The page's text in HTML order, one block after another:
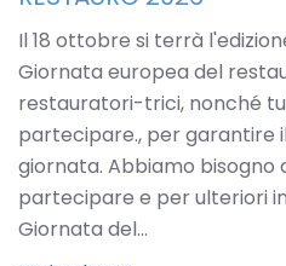
Il 18 ottobre si terrà
Giornata europea del
restauratori-trici, nonché
partecipare., per garantire
giornata. Abbiamo bisogno
partecipare e per ulteriori
Giornata del…